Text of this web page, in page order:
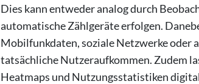
Dies kann entweder analog durch
automatische Zählgeräte erfolgen.
Mobilfunkdaten, soziale Netzwerke oder
tatsächliche Nutzeraufkommen. Zudem
Heatmaps und Nutzungsstatistiken